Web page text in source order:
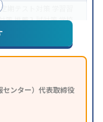
期テスト対策
策推薦入試対策学校
講可能
ート調査方法を参照
ンター）代表取締役